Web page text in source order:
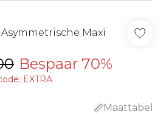
Maxi
Bespaar 70%
EXTRA
Maattabel